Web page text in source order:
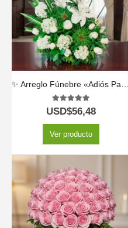
5.00 out of 5
USD$56,48
Ver producto